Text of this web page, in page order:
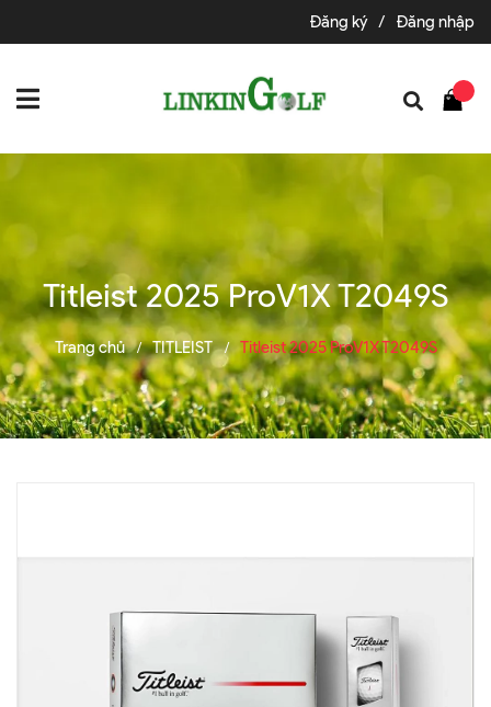
Đăng ký / Đăng nhập
Titleist 2025 ProV1X T2049S
Trang chủ / TITLEIST / Titleist 2025 ProV1X T2049S